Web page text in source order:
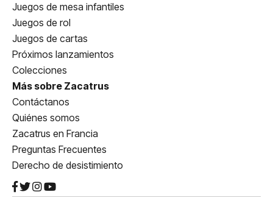
Juegos de mesa infantiles
Juegos de rol
Juegos de cartas
Próximos lanzamientos
Colecciones
Más sobre Zacatrus
Contáctanos
Quiénes somos
Zacatrus en Francia
Preguntas Frecuentes
Derecho de desistimiento